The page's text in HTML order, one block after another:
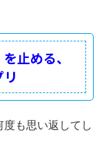
止める、
も思い返してし